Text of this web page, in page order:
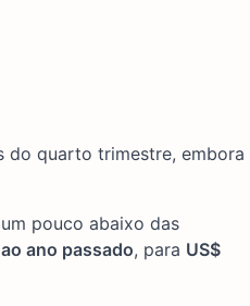
do quarto trimestre, embora
pouco abaixo das
ano passado, para US$